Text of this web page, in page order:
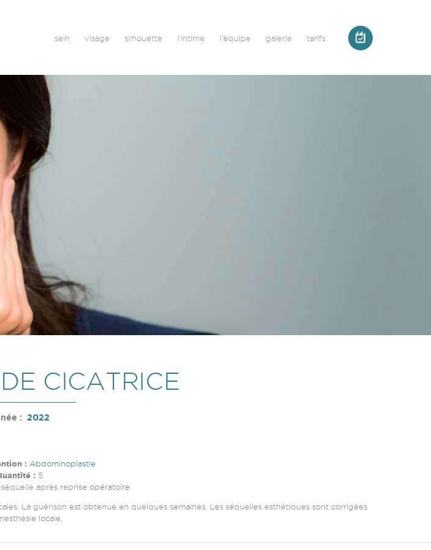
sein visage silhouette l'intime l'équipe galerie tarifs
CICATRICE
: 2022
: Abdominoplastie
: 5
séquelle après reprise opératoire
La guérison est obtenue en quelques semaines. Les séquelles esthétiques sont corrigées
locale.